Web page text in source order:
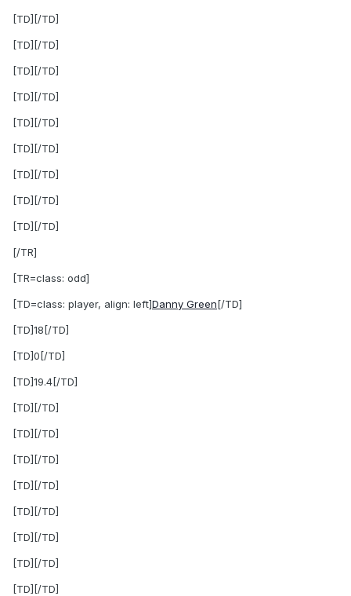
[TD][/TD]
[TD][/TD]
[TD][/TD]
[TD][/TD]
[TD][/TD]
[TD][/TD]
[TD][/TD]
[TD][/TD]
[TD][/TD]
[/TR]
[TR=class: odd]
[TD=class: player, align: left]Danny Green[/TD]
[TD]18[/TD]
[TD]0[/TD]
[TD]19.4[/TD]
[TD][/TD]
[TD][/TD]
[TD][/TD]
[TD][/TD]
[TD][/TD]
[TD][/TD]
[TD][/TD]
[TD][/TD]